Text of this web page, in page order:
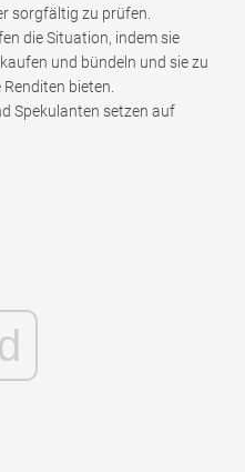
sorgfältig zu prüfen.
die Situation, indem sie
und bündeln und sie zu
Renditen bieten.
Spekulanten setzen auf